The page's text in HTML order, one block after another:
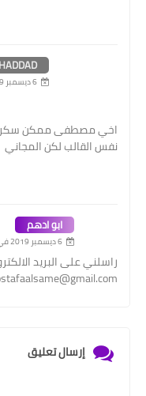
6 ديسمبر 2019 في 12:06 م
اخي مصطفى ممكن
نفس القالب لكن المجاني
ابو ادهم
6 ديسمبر 2019 في 1:55 م
راسلني على البريد
إرسال تعليق